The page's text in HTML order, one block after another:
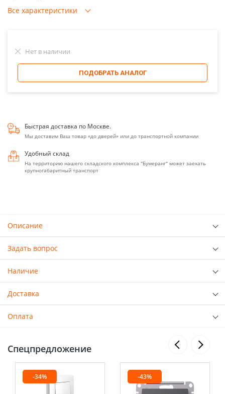
Все характеристики
Нет в наличии
ПОДОБРАТЬ АНАЛОГ
Быстрая доставка по Москве.
Мы доставим Ваш товар «до дверей» или до транспортной компании
Удобный склад
На территорию нашего складского комплекса "Бумеранг" может заехать
крупногабаритный транспорт
Описание
Задать вопрос
Наличие
Доставка
Оплата
Спецпредложение
-34% -43%